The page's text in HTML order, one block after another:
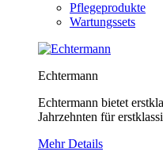
Pflegeprodukte
Wartungssets
Echtermann
Echtermann bietet
Jahrzehnten für
Mehr Details